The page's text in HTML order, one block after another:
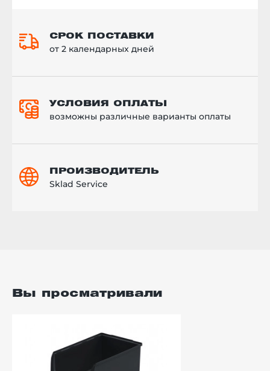
СРОК ПОСТАВКИ
от 2 календарных дней
УСЛОВИЯ ОПЛАТЫ
возможны различные варианты оплаты
ПРОИЗВОДИТЕЛЬ
Sklad Service
Вы просматривали